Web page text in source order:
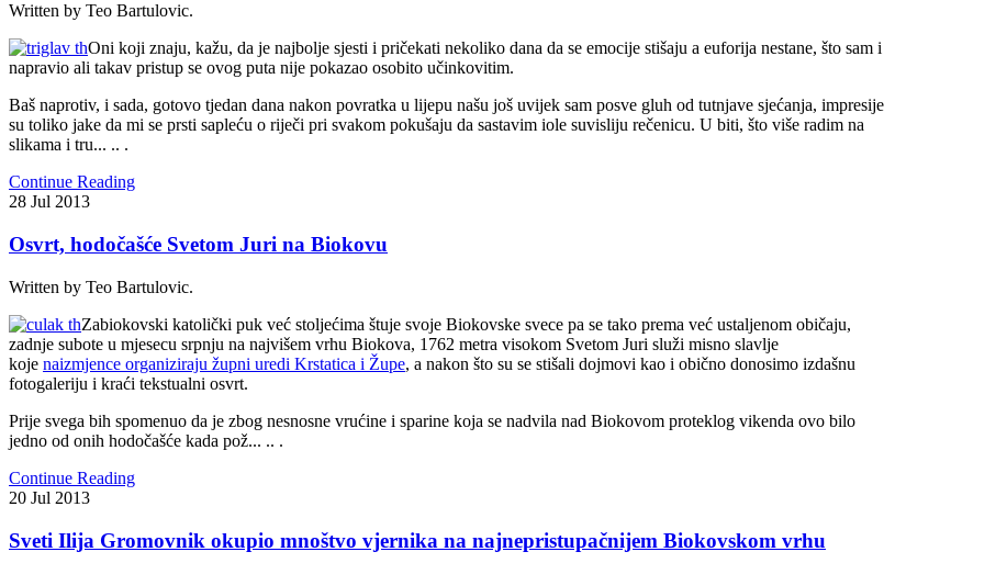
Written by Teo Bartulovic.
Oni koji znaju, kažu, da je najbolje sjesti i pričekati nekoliko dana da se emocije stišaju a euforija nestane, što sam i
napravio ali takav pristup se ovog puta nije pokazao osobito učinkovitim.
Baš naprotiv, i sada, gotovo tjedan dana nakon povratka u lijepu našu još uvijek sam posve gluh od tutnjave sjećanja, impresije
su toliko jake da mi se prsti sapleću o riječi pri svakom pokušaju da sastavim iole suvisliju rečenicu. U biti, što više radim na
slikama i tru... .. .
Continue Reading
28 Jul 2013
Osvrt, hodočašće Svetom Juri na Biokovu
Written by Teo Bartulovic.
Zabiokovski katolički puk već stoljećima štuje svoje Biokovske svece pa se tako prema već ustaljenom običaju,
zadnje subote u mjesecu srpnju na najvišem vrhu Biokova, 1762 metra visokom Svetom Juri služi misno slavlje
koje naizmjence organiziraju župni uredi Krstatica i Župe, a nakon što su se stišali dojmovi kao i obično donosimo izdašnu
fotogaleriju i kraći tekstualni osvrt.
Prije svega bih spomenuo da je zbog nesnosne vrućine i sparine koja se nadvila nad Biokovom proteklog vikenda ovo bilo
jedno od onih hodočašće kada pož... .. .
Continue Reading
20 Jul 2013
Sveti Ilija Gromovnik okupio mnoštvo vjernika na najnepristupačnijem Biokovskom vrhu